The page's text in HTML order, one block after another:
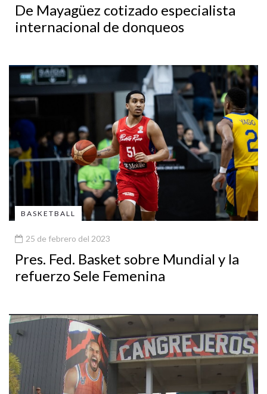
De Mayagüez cotizado especialista
internacional de donqueos
BASKETBALL
25 de febrero del 2023
Pres. Fed. Basket sobre Mundial y la
refuerzo Sele Femenina